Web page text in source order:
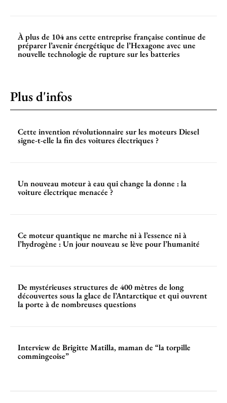
À plus de 104 ans cette entreprise française continue de
préparer l’avenir énergétique de l’Hexagone avec une
nouvelle technologie de rupture sur les batteries
Plus d'infos
Cette invention révolutionnaire sur les moteurs Diesel
signe-t-elle la fin des voitures électriques ?
Un nouveau moteur à eau qui change la donne : la
voiture électrique menacée ?
Ce moteur quantique ne marche ni à l’essence ni à
l’hydrogène : Un jour nouveau se lève pour l’humanité
De mystérieuses structures de 400 mètres de long
découvertes sous la glace de l’Antarctique et qui ouvrent
la porte à de nombreuses questions
Interview de Brigitte Matilla, maman de “la torpille
commingeoise”